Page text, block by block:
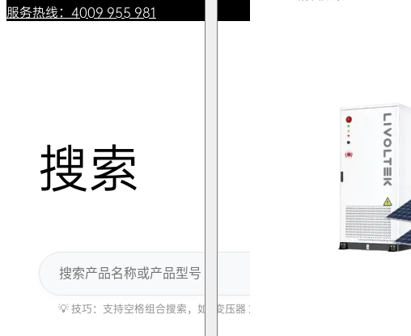
服务热线：4009 955 981
搜索